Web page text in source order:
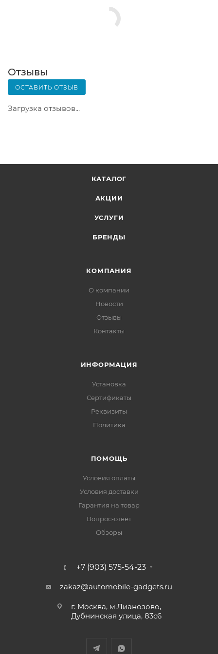
Почтовая доставка через почту России. Когда
Вскрывать коробку самостоятельно вы можете
только после оплаты заказа. Один заказ может
содержать не больше 10 позиций и его стоимость
не должна превышать 100 000 р.
Отзывы
ОСТАВИТЬ ОТЗЫВ
Загрузка отзывов...
КАТАЛОГ
АКЦИИ
УСЛУГИ
БРЕНДЫ
КОМПАНИЯ
О компании
Новости
Отзывы
Контакты
ИНФОРМАЦИЯ
Установка
Сертификаты
Реквизиты
Политика
ПОМОЩЬ
Условия оплаты
Условия доставки
Гарантия на товар
Вопрос-ответ
Обзоры
+7 (903) 575-54-23
zakaz@automobile-gadgets.ru
г. Москва, м.Лианозово,
Дубнинская улица, 83с6